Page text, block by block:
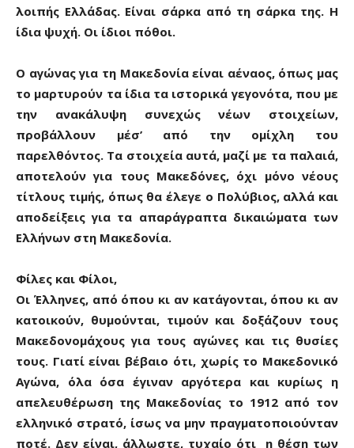
λοιπής Ελλάδας. Είναι σάρκα από τη σάρκα της. Η
ίδια ψυχή. Οι ίδιοι πόθοι.
Ο αγώνας για τη Μακεδονία είναι αέναος, όπως μας
το μαρτυρούν τα ίδια τα ιστορικά γεγονότα, που με
την ανακάλυψη συνεχώς νέων στοιχείων,
προβάλλουν μέσ’ από την ομίχλη του
παρελθόντος. Τα στοιχεία αυτά, μαζί με τα παλαιά,
αποτελούν για τους Μακεδόνες, όχι μόνο νέους
τίτλους τιμής, όπως θα έλεγε ο Πολύβιος, αλλά και
αποδείξεις για τα απαράγραπτα δικαιώματα των
Ελλήνων στη Μακεδονία.
Φίλες και Φίλοι,
Οι Έλληνες, από όπου κι αν κατάγονται, όπου κι αν
κατοικούν, θυμούνται, τιμούν και δοξάζουν τους
Μακεδονομάχους για τους αγώνες και τις θυσίες
τους. Γιατί είναι βέβαιο ότι, χωρίς το Μακεδονικό
Αγώνα, όλα όσα έγιναν αργότερα και κυρίως η
απελευθέρωση της Μακεδονίας το 1912 από τον
ελληνικό στρατό, ίσως να μην πραγματοποιούνταν
ποτέ. Δεν είναι, άλλωστε, τυχαίο ότι η θέση των